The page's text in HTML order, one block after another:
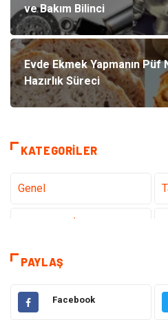
ve Bakım Bilinci
Evde Ekmek Yapmanın
Hazırlık Süreci
KATEGORILER
Genel
Hizmet
Hukuk
PAYLAŞ
Facebook